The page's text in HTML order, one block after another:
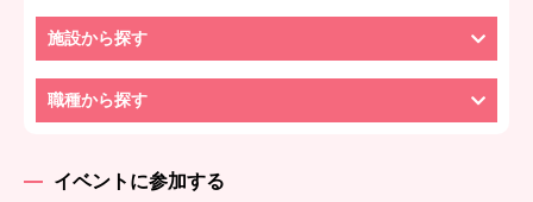
施設から探す
職種から探す
イベントに参加する